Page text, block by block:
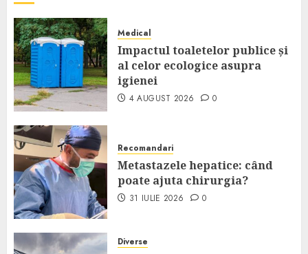
Medical
Impactul toaletelor publice și
al celor ecologice asupra
igienei
4 AUGUST 2026 0
Recomandari
Metastazele hepatice: când
poate ajuta chirurgia?
31 IULIE 2026 0
Diverse